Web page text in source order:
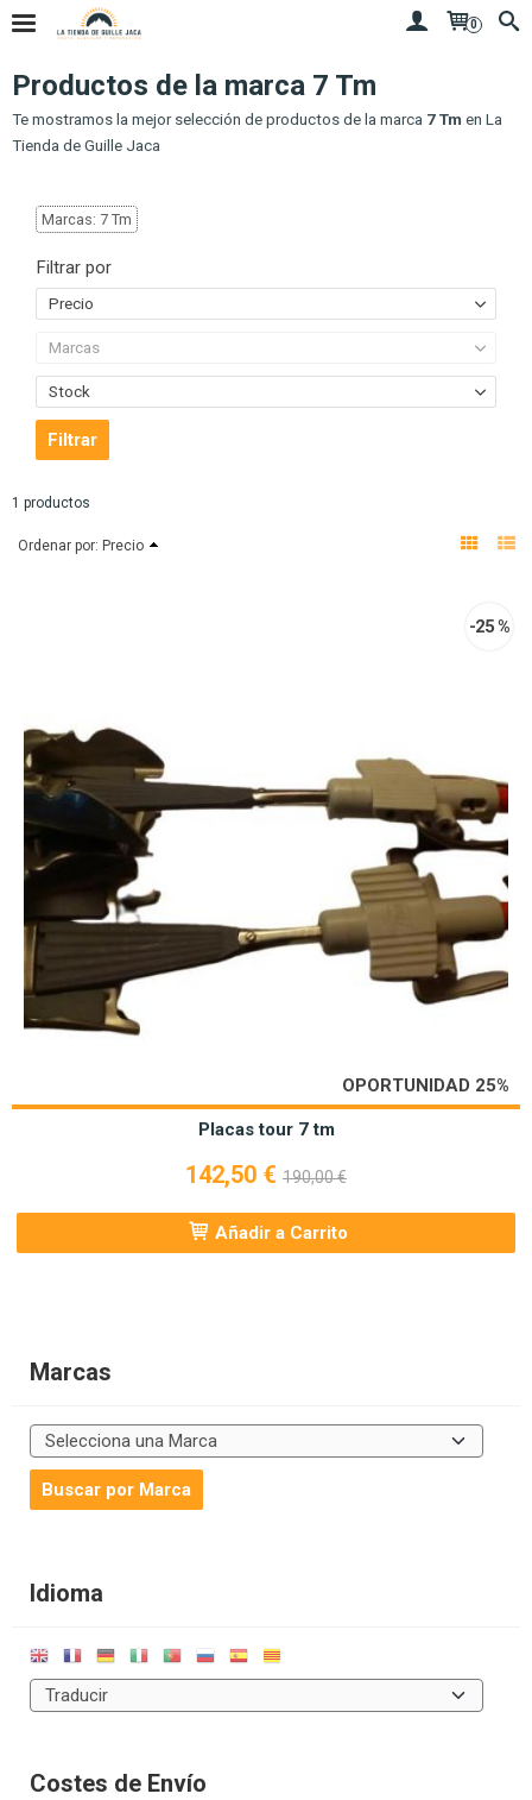
0
Marcas
Idioma
Costes de Envío
Productos de la marca 7 Tm
Te mostramos la mejor selección de productos de la marca 7 Tm en La
Tienda de Guille Jaca
Marcas: 7 Tm
Filtrar por
Precio
Marcas
Stock
1 productos
Ordenar por: Precio
OPORTUNIDAD 25%
-25 %
Placas tour 7 tm
142,50 € 190,00 €
Añadir a Carrito